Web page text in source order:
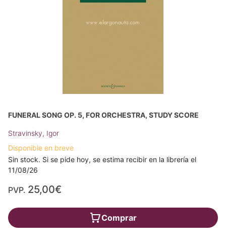
FUNERAL SONG OP. 5, FOR ORCHESTRA, STUDY SCORE
Stravinsky, Igor
Disponible en breve
Sin stock. Si se pide hoy, se estima recibir en la librería el
11/08/26
PVP. 25,00€
Comprar